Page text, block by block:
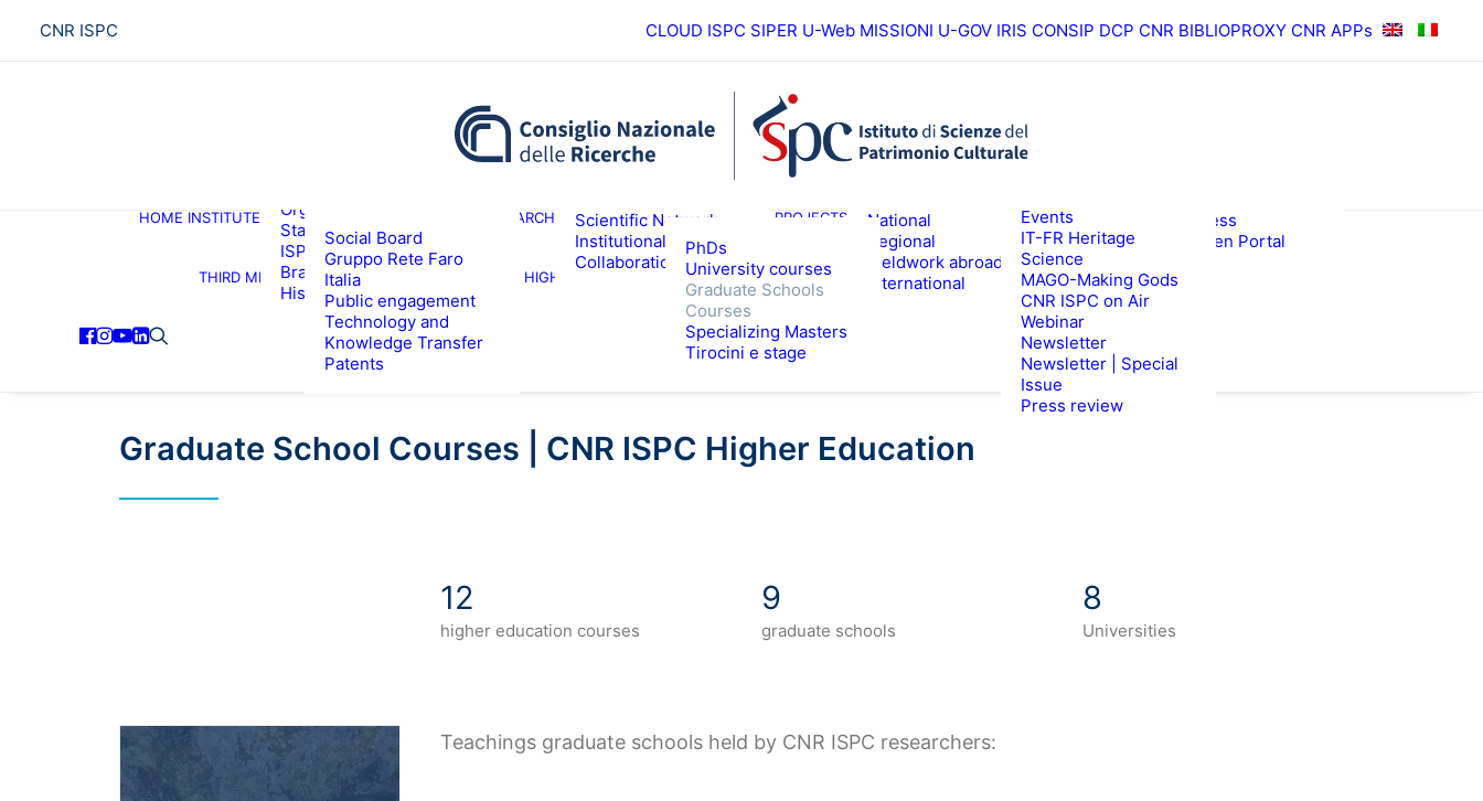
CNR ISPC CLOUD ISPC SIPER U-Web MISSIONI U-GOV IRIS CONSIP DCP CNR BIBLIOPROXY CNR APPs
HOME INSTITUTE
Organization
Staff
ISPC Associates
Branches
History
RESEARCH
Scientific Network
Institutional
Collaborations
PROJECTS
National
Regional
Fieldwork abroad
International
RESULTS
ISPC Press
ISPC Open Portal
THIRD MISSION
Social Board
Gruppo Rete Faro
Italia
Public engagement
Technology and
Knowledge Transfer
Patents
HIGHER EDUCATION
PhDs
University courses
Graduate Schools
Courses
Specializing Masters
Tirocini e stage
EVENTS & NEWS
Events
IT-FR Heritage
Science
MAGO-Making Gods
CNR ISPC on Air
Webinar
Newsletter
Newsletter | Special
Issue
Press review
Graduate School Courses | CNR ISPC Higher Education
12
higher education courses
9
graduate schools
8
Universities
Teachings graduate schools held by CNR ISPC researchers: